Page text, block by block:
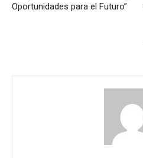
Oportunidades para el Futuro”